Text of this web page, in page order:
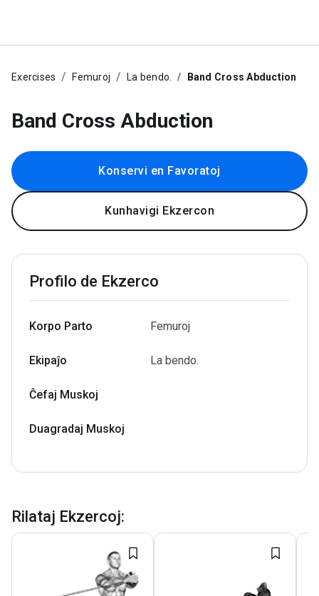
Exercises Femuroj La bendo. Band Cross Abduction
Band Cross Abduction
Konservi en Favoratoj
Kunhavigi Ekzercon
Profilo de Ekzerco
Korpo Parto Femuroj
Ekipaĵo La bendo.
Ĉefaj Muskoj
Duagradaj Muskoj
Rilataj Ekzercoj: